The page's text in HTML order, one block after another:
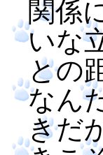
関係
いな
との
なん
きだ